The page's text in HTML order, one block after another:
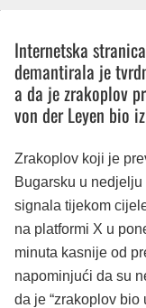
Internetska
demantirala je
a da je zrakoplov
von der Leyen bio
Zrakoplov koji je
Bugarsku u
signala tijekom
na platformi X u
minuta kasnije od
napominjući da su
da je “zrakoplov bio